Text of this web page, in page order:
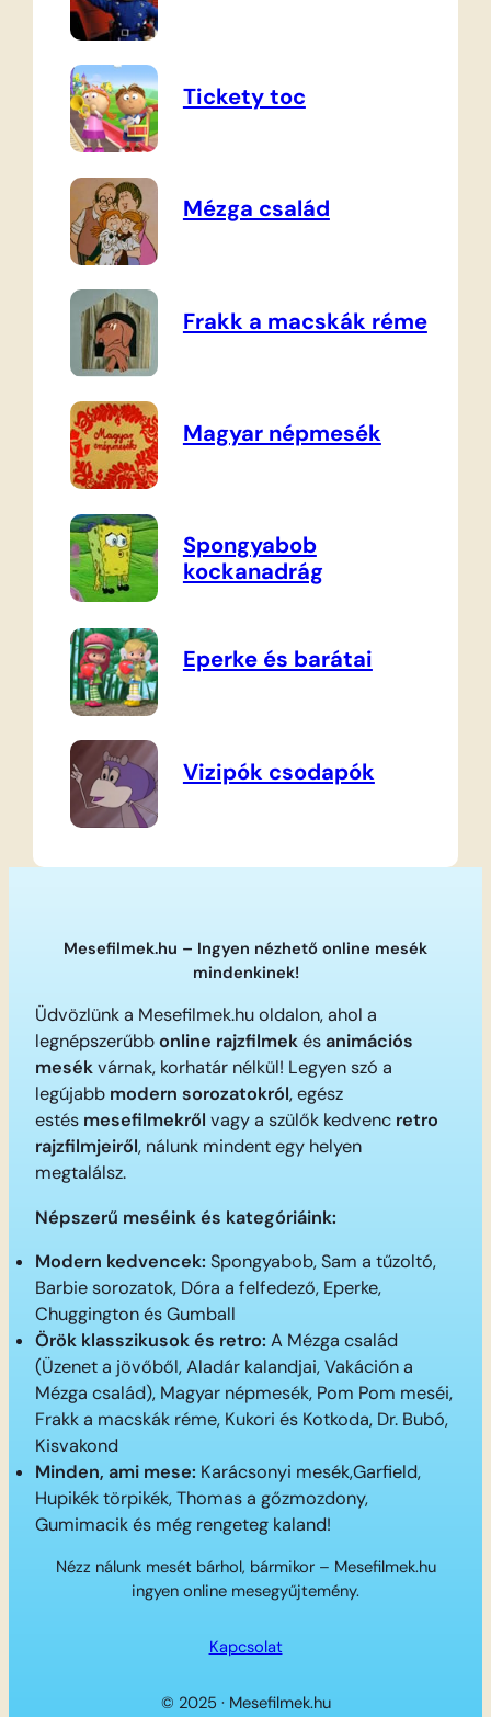
Tickety toc
Mézga család
Frakk a macskák réme
Magyar népmesék
Spongyabob
kockanadrág
Eperke és barátai
Vizipók csodapók
Mesefilmek.hu – Ingyen nézhető online mesék
mindenkinek!
Üdvözlünk a Mesefilmek.hu oldalon, ahol a
legnépszerűbbonline rajzfilmekésanimációs
mesékvárnak, korhatár nélkül! Legyen szó a
legújabb modern sorozatokról, egész
estés mesefilmekről vagy a szülők kedvenc retro
rajzfilmjeiről, nálunk mindent egy helyen
megtalálsz.
Népszerű meséink és kategóriáink:
Modern kedvencek: Spongyabob, Sam a tűzoltó,
Barbie sorozatok, Dóra a felfedező, Eperke,
Chuggington és Gumball
Örök klasszikusok és retro: A Mézga család
(Üzenet a jövőből, Aladár kalandjai, Vakáción a
Mézga család), Magyar népmesék, Pom Pom meséi,
Frakk a macskák réme, Kukori és Kotkoda, Dr. Bubó,
Kisvakond
Minden, ami mese: Karácsonyi mesék,Garfield,
Hupikék törpikék, Thomas a gőzmozdony,
Gumimacik és még rengeteg kaland!
Nézz nálunk mesét bárhol, bármikor – Mesefilmek.hu
ingyen online mesegyűjtemény.
Kapcsolat
© 2025 · Mesefilmek.hu